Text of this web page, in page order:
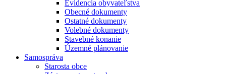
Evidencia obyvateľstva
Obecné dokumenty
Ostatné dokumenty
Volebné dokumenty
Stavebné konanie
Územné plánovanie
Samospráva
Starosta obce